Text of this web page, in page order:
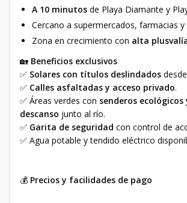
A 10 minutos de Playa Diamante y
Cercano a supermercados, farmacias y
Zona en crecimiento con alta
🏡 Beneficios exclusivos
✅ Solares con títulos deslindados
✅ Calles asfaltadas y acceso privado.
✅ Áreas verdes con senderos ecológicos
descanso junto al río.
✅ Garita de seguridad con control de
✅ Agua potable y tendido eléctrico
💰 Precios y facilidades de pago